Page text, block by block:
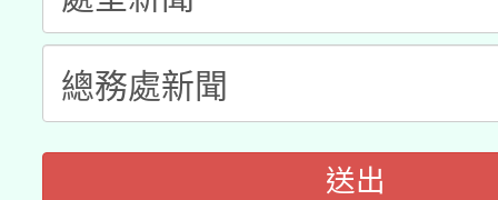
送出